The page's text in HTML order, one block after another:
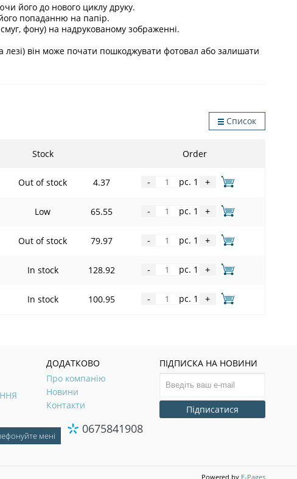
його до нового циклу друку.
попаданню на папір.
фону) на надрукованому зображенні.
він може почати пошкоджувати фотовал або залишати
Список
Stock Order
Out of stock 4.37 - pc. 1 +
Low 65.55 - pc. 1 +
Out of stock 79.97 - pc. 1 +
In stock 128.92 - pc. 1 +
In stock 100.95 - pc. 1 +
ДОДАТКОВО
Про компанію
Новини
Контакти
ПІДПИСКА НА НОВИНИ
Підписатися
0675841908
Powered by E-Pages